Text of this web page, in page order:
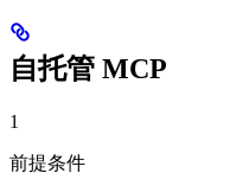
自托管 MCP
1
前提条件